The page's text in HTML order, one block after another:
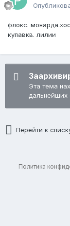
флокс.
купавкв. лилии
Эта тема
дальнейших
Перейти к
Политика